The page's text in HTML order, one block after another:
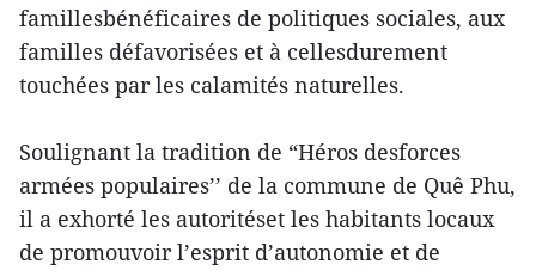
famillesbénéficaires de politiques sociales, aux
familles défavorisées et à cellesdurement
touchées par les calamités naturelles.
Soulignant la tradition de “Héros desforces
armées populaires’’ de la commune de Quê Phu,
il a exhorté les autoritéset les habitants locaux
de promouvoir l’esprit d’autonomie et de